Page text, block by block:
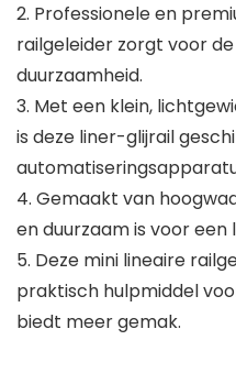
2. Professionele en
railgeleider zorgt voor
duurzaamheid.
3. Met een klein,
is deze liner-glijrail
4. Gemaakt van
en duurzaam is voor een
5. Deze mini lineaire
praktisch hulpmiddel
biedt meer gemak.